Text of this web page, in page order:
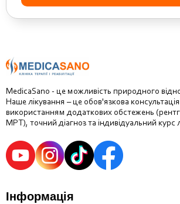
MedicaSano - це можливість природного
Наше лікування – це обов'язкова консультація
використанням додаткових обстежень
МРТ), точний діагноз та індивідуальний курс
Інформація